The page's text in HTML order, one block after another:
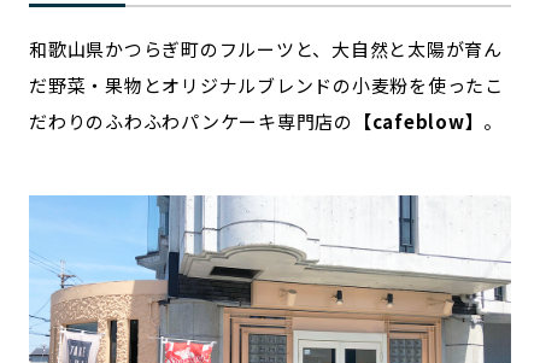
和歌山県かつらぎ町のフルーツと、大自然と太陽が育ん
だ野菜・果物とオリジナルブレンドの小麦粉を使ったこ
だわりのふわふわパンケーキ専門店の 【cafeblow】 。